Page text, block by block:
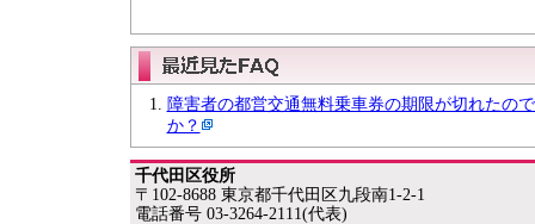
障害者の都営交通無料乗車券の期限が切れたの
か？
千代田区役所
〒102-8688 東京都千代田区九段南1-2-1
電話番号 03-3264-2111(代表)